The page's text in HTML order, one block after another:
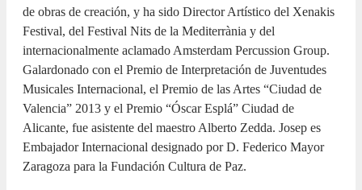
de obras de creación, y ha sido Director Artístico del Xenakis
Festival, del Festival Nits de la Mediterrània y del
internacionalmente aclamado Amsterdam Percussion Group.
Galardonado con el Premio de Interpretación de Juventudes
Musicales Internacional, el Premio de las Artes “Ciudad de
Valencia” 2013 y el Premio “Óscar Esplá” Ciudad de
Alicante, fue asistente del maestro Alberto Zedda. Josep es
Embajador Internacional designado por D. Federico Mayor
Zaragoza para la Fundación Cultura de Paz.